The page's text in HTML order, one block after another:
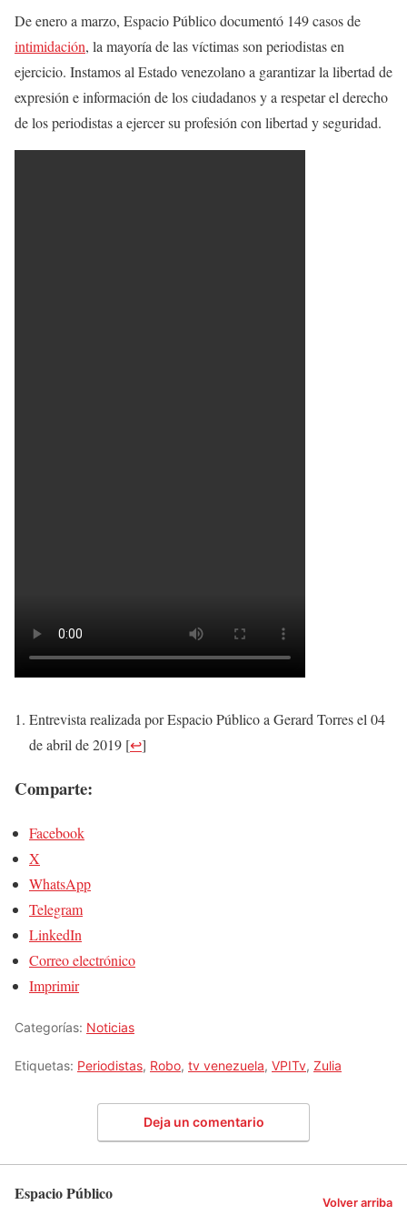
De enero a marzo, Espacio Público documentó 149 casos de
intimidación, la mayoría de las víctimas son periodistas en
ejercicio. Instamos al Estado venezolano a garantizar la libertad de
expresión e información de los ciudadanos y a respetar el derecho
de los periodistas a ejercer su profesión con libertad y seguridad.
Entrevista realizada por Espacio Público a Gerard Torres el 04
de abril de 2019 [↩]
Comparte:
Facebook
X
WhatsApp
Telegram
LinkedIn
Correo electrónico
Imprimir
Categorías: Noticias
Etiquetas: Periodistas, Robo, tv venezuela, VPITv, Zulia
Deja un comentario
Espacio Público Volver arriba